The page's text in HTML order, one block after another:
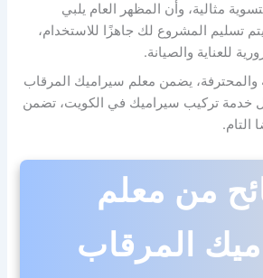
مثالية، وأن المظهر العام يلبي
تسليم المشروع لك جاهزًا للاستخدام،
للعناية والصيانة.
والمحترفة، يضمن معلم سيراميك المرقاب
خدمة تركيب سيراميك في الكويت، تضمن
التام.
من معلم
المرقاب